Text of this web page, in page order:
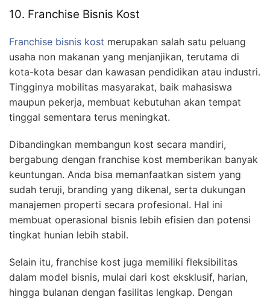
10. Franchise Bisnis Kost
Franchise bisnis kost merupakan salah satu peluang
usaha non makanan yang menjanjikan, terutama di
kota-kota besar dan kawasan pendidikan atau industri.
Tingginya mobilitas masyarakat, baik mahasiswa
maupun pekerja, membuat kebutuhan akan tempat
tinggal sementara terus meningkat.
Dibandingkan membangun kost secara mandiri,
bergabung dengan franchise kost memberikan banyak
keuntungan. Anda bisa memanfaatkan sistem yang
sudah teruji, branding yang dikenal, serta dukungan
manajemen properti secara profesional. Hal ini
membuat operasional bisnis lebih efisien dan potensi
tingkat hunian lebih stabil.
Selain itu, franchise kost juga memiliki fleksibilitas
dalam model bisnis, mulai dari kost eksklusif, harian,
hingga bulanan dengan fasilitas lengkap. Dengan